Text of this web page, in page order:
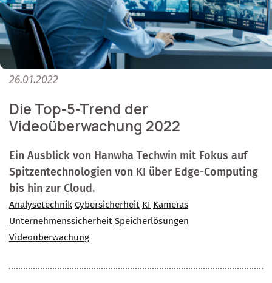
26.01.2022
Die Top-5-Trend der
Videoüberwachung 2022
Ein Ausblick von Hanwha Techwin mit Fokus auf
Spitzentechnologien von KI über Edge-Computing
bis hin zur Cloud.
Analysetechnik Cybersicherheit KI Kameras
Unternehmenssicherheit Speicherlösungen
Videoüberwachung